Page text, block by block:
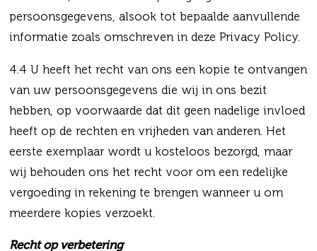
persoonsgegevens, alsook tot bepaalde aanvullende
informatie zoals omschreven in deze Privacy Policy.
4.4 U heeft het recht van ons een kopie te ontvangen
van uw persoonsgegevens die wij in ons bezit
hebben, op voorwaarde dat dit geen nadelige invloed
heeft op de rechten en vrijheden van anderen. Het
eerste exemplaar wordt u kosteloos bezorgd, maar
wij behouden ons het recht voor om een redelijke
vergoeding in rekening te brengen wanneer u om
meerdere kopies verzoekt.
Recht op verbetering